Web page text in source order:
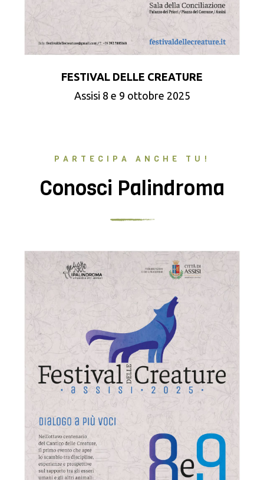
FESTIVAL DELLE CREATURE
Assisi 8 e 9 ottobre 2025
PARTECIPA ANCHE TU!
Conosci Palindroma